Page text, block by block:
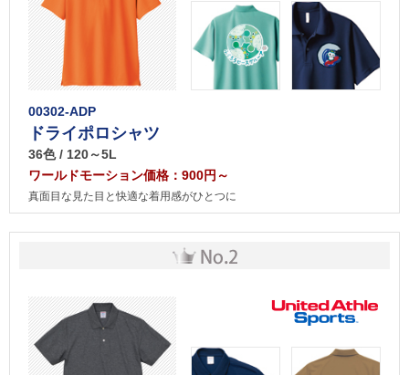
00302-ADP
ドライポロシャツ
36色 / 120～5L
ワールドモーション価格：900円～
真面目な見た目と快適な着用感がひとつに